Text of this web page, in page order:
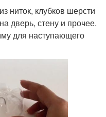
ниток, клубков шерсти
дверь, стену и прочее.
для наступающего